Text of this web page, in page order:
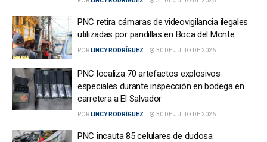
PNC retira cámaras de videovigilancia ilegales
utilizadas por pandillas en Boca del Monte
POR LINCY RODRÍGUEZ 30 DE JULIO DE 2026
PNC localiza 70 artefactos explosivos
especiales durante inspección en bodega en
carretera a El Salvador
POR LINCY RODRÍGUEZ 30 DE JULIO DE 2026
PNC incauta 85 celulares de dudosa